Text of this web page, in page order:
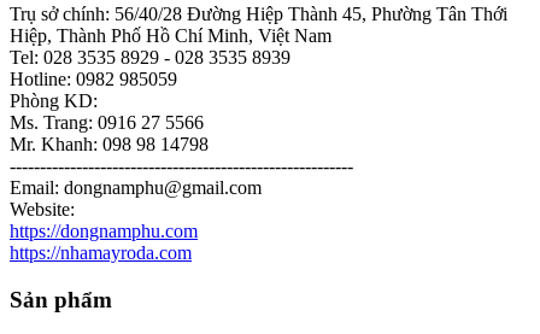
Trụ sở chính: 56/40/28 Đường Hiệp Thành 45, Phường Tân Thới
Hiệp, Thành Phố Hồ Chí Minh, Việt Nam
Tel: 028 3535 8929 - 028 3535 8939
Hotline: 0982 985059
Phòng KD:
Ms. Trang: 0916 27 5566
Mr. Khanh: 098 98 14798
---------------------------------------------------------
Email: dongnamphu@gmail.com
Website:
https://dongnamphu.com
https://nhamayroda.com
Sản phẩm